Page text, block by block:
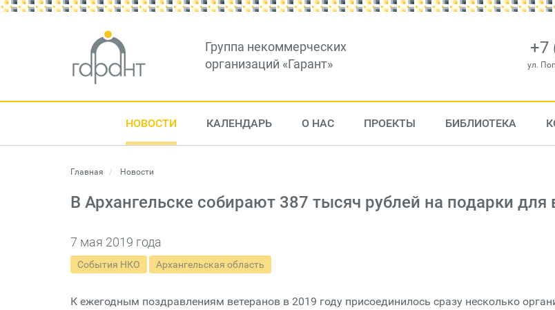
Группа некоммерческих
организаций «Гарант»
+7
ул.
НОВОСТИ КАЛЕНДАРЬ О НАС ПРОЕКТЫ БИБЛИОТЕКА
Главная Новости
В Архангельске собирают 387 тысяч рублей на подарки для
7 мая 2019 года
События НКО Архангельская область
К ежегодным поздравлениям ветеранов в 2019 году присоединилось сразу несколько